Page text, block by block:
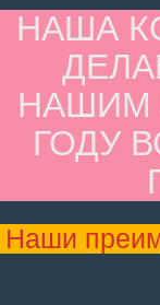
НАША
НАШИМ
ГОДУ
Наши